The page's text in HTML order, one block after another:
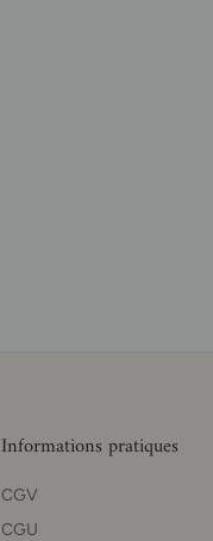
Informations pratiques
CGV
CGU